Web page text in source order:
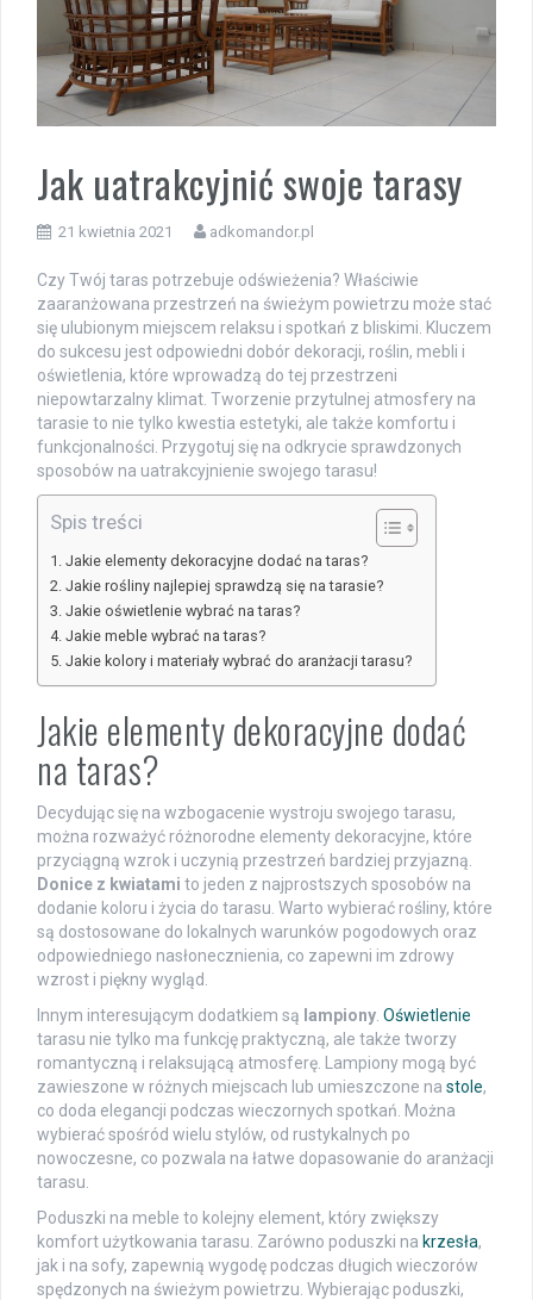
Jak uatrakcyjnić swoje tarasy
21 kwietnia 2021 adkomandor.pl
Czy Twój taras potrzebuje odświeżenia? Właściwie
zaaranżowana przestrzeń na świeżym powietrzu może stać
się ulubionym miejscem relaksu i spotkań z bliskimi. Kluczem
do sukcesu jest odpowiedni dobór dekoracji, roślin, mebli i
oświetlenia, które wprowadzą do tej przestrzeni
niepowtarzalny klimat. Tworzenie przytulnej atmosfery na
tarasie to nie tylko kwestia estetyki, ale także komfortu i
funkcjonalności. Przygotuj się na odkrycie sprawdzonych
sposobów na uatrakcyjnienie swojego tarasu!
Spis treści
Jakie elementy dekoracyjne dodać na taras?
Jakie rośliny najlepiej sprawdzą się na tarasie?
Jakie oświetlenie wybrać na taras?
Jakie meble wybrać na taras?
Jakie kolory i materiały wybrać do aranżacji tarasu?
Jakie elementy dekoracyjne dodać
na taras?
Decydując się na wzbogacenie wystroju swojego tarasu,
można rozważyć różnorodne elementy dekoracyjne, które
przyciągną wzrok i uczynią przestrzeń bardziej przyjazną.
Donice z kwiatami to jeden z najprostszych sposobów na
dodanie koloru i życia do tarasu. Warto wybierać rośliny, które
są dostosowane do lokalnych warunków pogodowych oraz
odpowiedniego nasłonecznienia, co zapewni im zdrowy
wzrost i piękny wygląd.
Innym interesującym dodatkiem są lampiony Oświetlenie
tarasu nie tylko ma funkcję praktyczną, ale także tworzy
romantyczną i relaksującą atmosferę. Lampiony mogą być
zawieszone w różnych miejscach lub umieszczone na stole,
co doda elegancji podczas wieczornych spotkań. Można
wybierać spośród wielu stylów, od rustykalnych po
nowoczesne, co pozwala na łatwe dopasowanie do aranżacji
tarasu.
Poduszki na meble to kolejny element, który zwiększy
komfort użytkowania tarasu. Zarówno poduszki na krzesła,
jak i na sofy, zapewnią wygodę podczas długich wieczorów
spędzonych na świeżym powietrzu. Wybierając poduszki,